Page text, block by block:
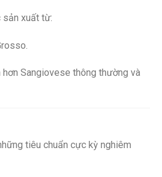
xuất từ:
hơn Sangiovese thông thường và
tiêu chuẩn cực kỳ nghiêm